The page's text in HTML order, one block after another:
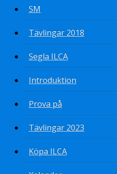
SM
Tävlingar 2018
Segla ILCA
Introduktion
Prova på
Tävlingar 2023
Köpa ILCA